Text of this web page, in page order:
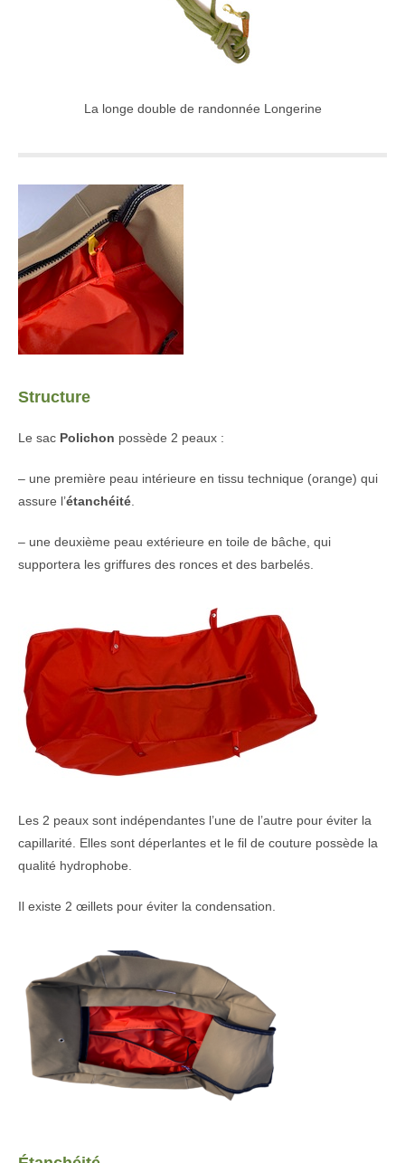
La longe double de randonnée Longerine
Structure
Le sac Polichon possède 2 peaux :
– une première peau intérieure en tissu technique (orange) qui
assure l’étanchéité
– une deuxième peau extérieure en toile de bâche, qui
supportera les griffures des ronces et des barbelés.
Les 2 peaux sont indépendantes l’une de l’autre pour éviter la
capillarité. Elles sont déperlantes et le fil de couture possède la
qualité hydrophobe.
Il existe 2 œillets pour éviter la condensation.